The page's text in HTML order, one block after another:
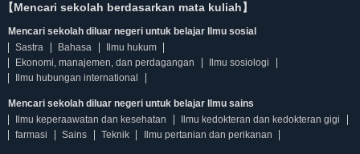
【Mencari sekolah berdasarkan mata kuliah】
Mencari sekolah diluar negeri untuk belajar Ilmu sosial
Sastra
Bahasa
Ilmu hukum
Ekonomi, manajemen, dan perdagangan
Ilmu sosiologi
Ilmu hubungan international
Mencari sekolah diluar negeri untuk belajar Ilmu sains
Ilmu keperaawatan dan kesehatan
Ilmu kedokteran dan kedokteran gigi
farmasi
Sains Teknik Ilmu pertanian dan perikanan